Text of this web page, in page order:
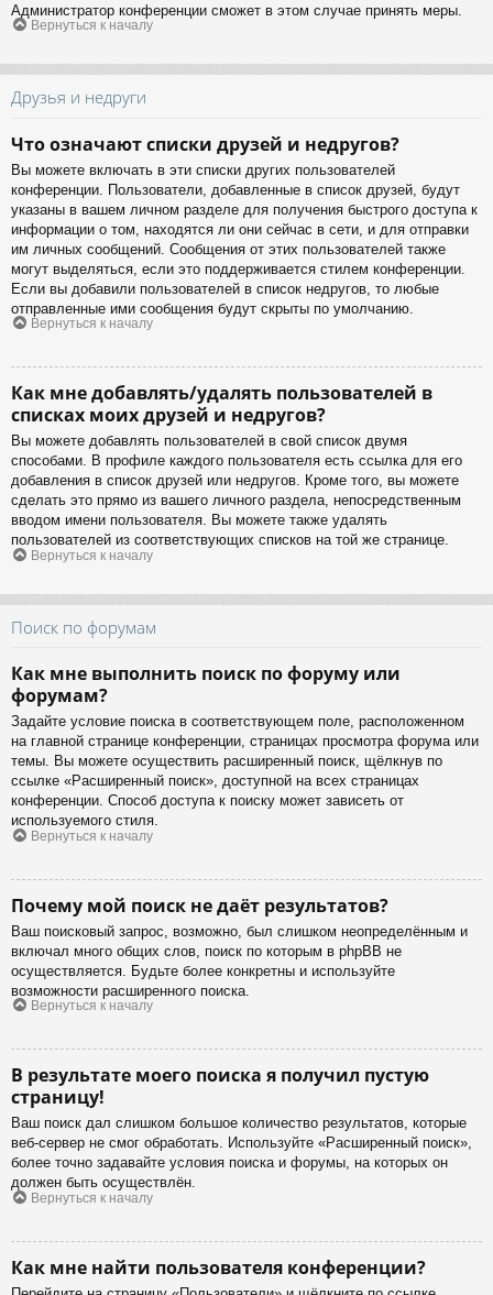
Администратор конференции сможет в этом случае принять меры.
Вернуться к началу
Друзья и недруги
Что означают списки друзей и недругов?
Вы можете включать в эти списки других пользователей
конференции. Пользователи, добавленные в список друзей, будут
указаны в вашем личном разделе для получения быстрого доступа к
информации о том, находятся ли они сейчас в сети, и для отправки
им личных сообщений. Сообщения от этих пользователей также
могут выделяться, если это поддерживается стилем конференции.
Если вы добавили пользователей в список недругов, то любые
отправленные ими сообщения будут скрыты по умолчанию.
Вернуться к началу
Как мне добавлять/удалять пользователей в
списках моих друзей и недругов?
Вы можете добавлять пользователей в свой список двумя
способами. В профиле каждого пользователя есть ссылка для его
добавления в список друзей или недругов. Кроме того, вы можете
сделать это прямо из вашего личного раздела, непосредственным
вводом имени пользователя. Вы можете также удалять
пользователей из соответствующих списков на той же странице.
Вернуться к началу
Поиск по форумам
Как мне выполнить поиск по форуму или
форумам?
Задайте условие поиска в соответствующем поле, расположенном
на главной странице конференции, страницах просмотра форума или
темы. Вы можете осуществить расширенный поиск, щёлкнув по
ссылке «Расширенный поиск», доступной на всех страницах
конференции. Способ доступа к поиску может зависеть от
используемого стиля.
Вернуться к началу
Почему мой поиск не даёт результатов?
Ваш поисковый запрос, возможно, был слишком неопределённым и
включал много общих слов, поиск по которым в phpBB не
осуществляется. Будьте более конкретны и используйте
возможности расширенного поиска.
Вернуться к началу
В результате моего поиска я получил пустую
страницу!
Ваш поиск дал слишком большое количество результатов, которые
веб-сервер не смог обработать. Используйте «Расширенный поиск»,
более точно задавайте условия поиска и форумы, на которых он
должен быть осуществлён.
Вернуться к началу
Как мне найти пользователя конференции?